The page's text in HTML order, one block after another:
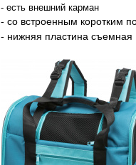
- есть внешний карман
- со встроенным коротким
- нижняя пластина съемная